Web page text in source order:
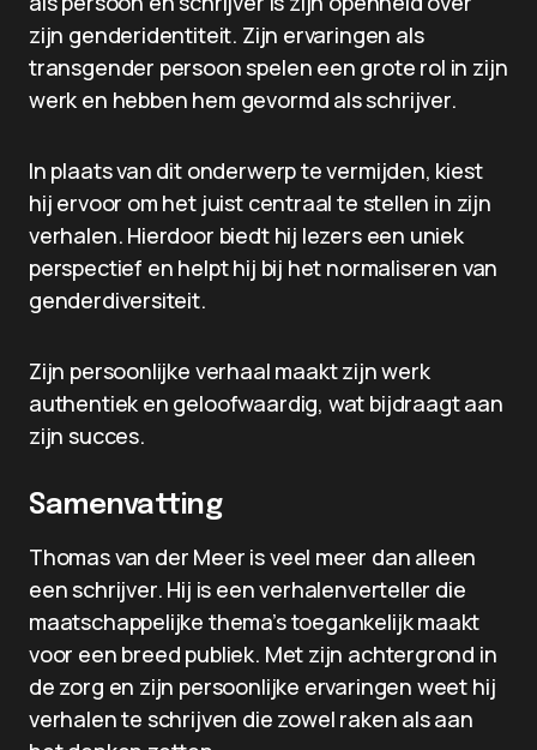
zijn genderidentiteit. Zijn ervaringen als
transgender persoon spelen een grote rol in zijn
werk en hebben hem gevormd als schrijver.
In plaats van dit onderwerp te vermijden, kiest
hij ervoor om het juist centraal te stellen in zijn
verhalen. Hierdoor biedt hij lezers een uniek
perspectief en helpt hij bij het normaliseren van
genderdiversiteit.
Zijn persoonlijke verhaal maakt zijn werk
authentiek en geloofwaardig, wat bijdraagt aan
zijn succes.
Samenvatting
Thomas van der Meer is veel meer dan alleen
een schrijver. Hij is een verhalenverteller die
maatschappelijke thema’s toegankelijk maakt
voor een breed publiek. Met zijn achtergrond in
de zorg en zijn persoonlijke ervaringen weet hij
verhalen te schrijven die zowel raken als aan